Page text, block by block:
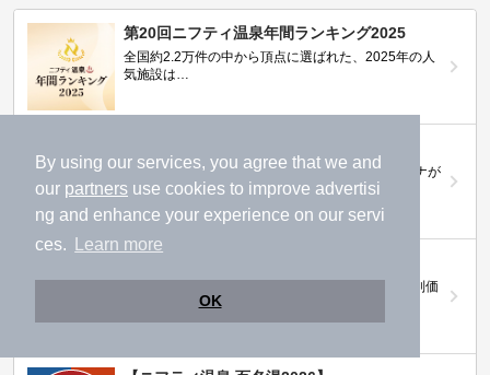
By using our services, you agree that we and
our partners use cookies to improve advertisi
ng and enhance your experience on our servi
ces.
Learn more
OK
第20回ニフティ温泉年間ランキング2025
全国約2.2万件の中から頂点に選ばれた、2025年の人
気施設は…
おふろ好きユーザーの投票により、全国No.1サウナが
決定！
ノジマモバイル会員向け 通常よりもお得な「特別価
格」で人気の温泉を満喫できる！